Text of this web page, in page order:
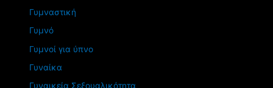
Γυμναστική
Γυμνό
Γυμνοί για ύπνο
Γυναίκα
Γυναικεία Σεξουαλικότητα